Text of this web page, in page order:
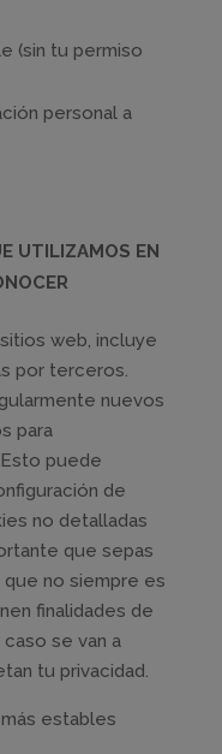
(sin tu permiso
personal a
UTILIZAMOS EN
web, incluye
por terceros.
nuevos
para
puede
de
no detalladas
que sepas
no siempre es
finalidades de
se van a
tu privacidad.
estables